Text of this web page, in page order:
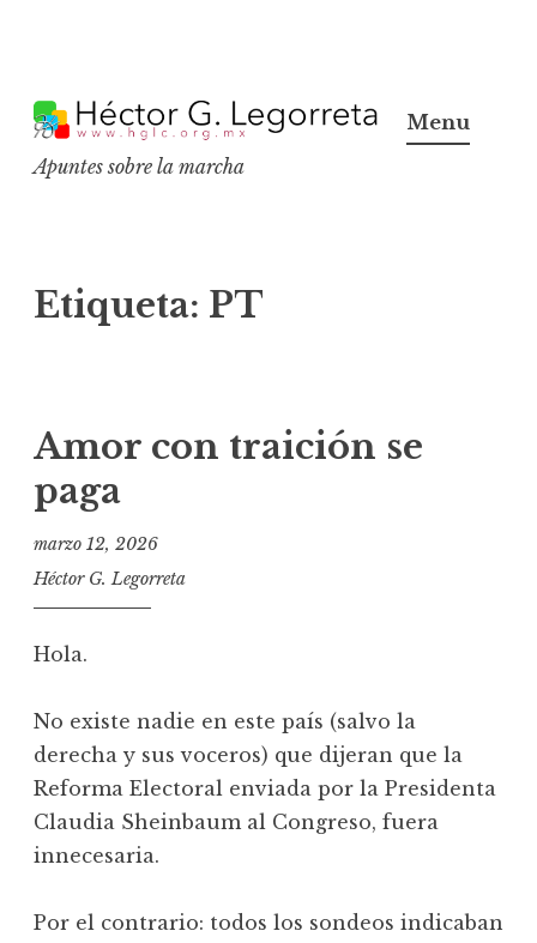
k
p
c
o
n
t
Apuntes sobre la marcha
Menu
Etiqueta: PT
Amor con traición se
paga
marzo 12, 2026
Héctor G. Legorreta
Hola.
No existe nadie en este país (salvo la
derecha y sus voceros) que dijeran que la
Reforma Electoral enviada por la Presidenta
Claudia Sheinbaum al Congreso, fuera
innecesaria.
Por el contrario: todos los sondeos indicaban